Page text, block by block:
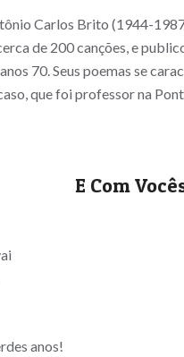
Carlos Brito (1944-
de 200 canções, e
70. Seus poemas se
que foi professor na
E Com
anos!